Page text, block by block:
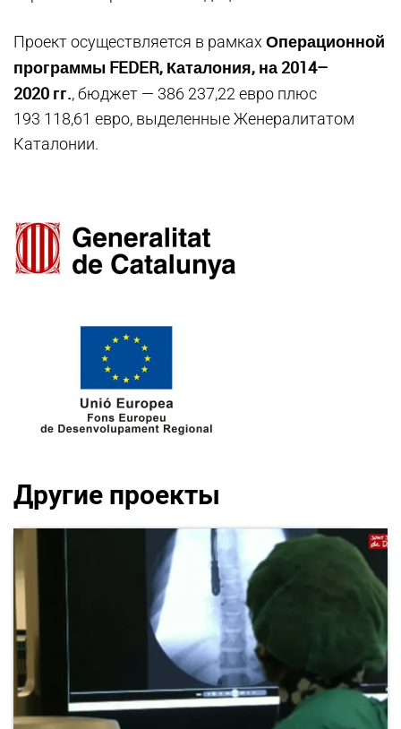
Проект осуществляется в рамках Операционной
программы FEDER, Каталония, на 2014–
2020 гг., бюджет — 386 237,22 евро плюс
193 118,61 евро, выделенные Женералитатом
Каталонии.
Другие проекты